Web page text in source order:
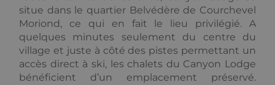
situe dans le quartier Belvédère de Courchevel
Moriond, ce qui en fait le lieu privilégié. A
quelques minutes seulement du centre du
village et juste à côté des pistes permettant un
accès direct à ski, les chalets du Canyon Lodge
bénéficient d’un emplacement préservé.
Nom
Fournisseur
/ Domaine
Expiration Description
_ga_F3HJH5D1SD
.alpine-
lodges.fr
1 an 1
mois
This cookie is
used by
Google
Nom
Fournisseur /
Domaine
Expiration Description
IDE
Google LLC
.doubleclick.net
1 an
This cookie is
set by
Doubleclick
Nom
OFSYS_Consent_DwYAAHltUmFIeONzBwFWODdmaEG!AQAA